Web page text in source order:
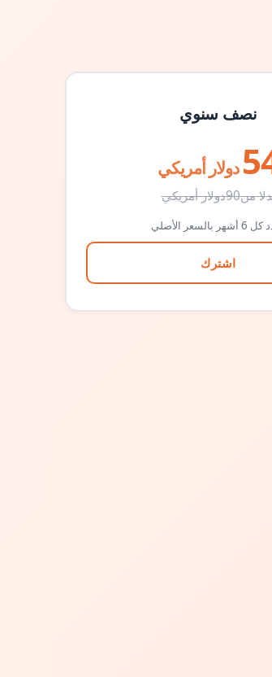
نصف سنوي
دولار أمريكي
من90دولار أمريكي
بالسعر الأصلي
اشترك